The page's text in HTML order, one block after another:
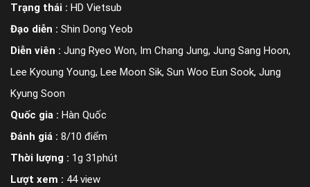
Trạng thái : HD Vietsub
Đạo diễn : Shin Dong Yeob
Diễn viên : Jung Ryeo Won, Im Chang Jung, Jung Sang Hoon,
Lee Kyoung Young, Lee Moon Sik, Sun Woo Eun Sook, Jung
Kyung Soon
Quốc gia : Hàn Quốc
Đánh giá : 8/10 điểm
Thời lượng : 1g 31phút
Lượt xem : 44 view